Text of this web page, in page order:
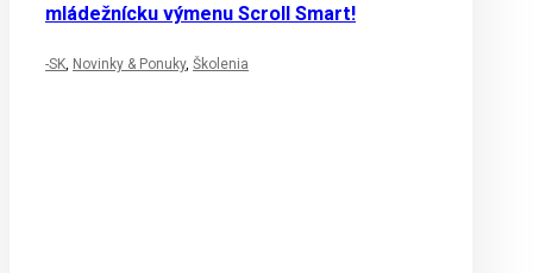
mládežnícku výmenu Scroll Smart!
-SK Novinky & Ponuky, Školenia